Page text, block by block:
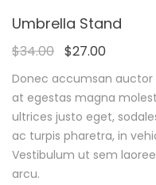
Umbrella Stand
$34.00 $27.00
Donec accumsan auctor
at egestas magna
ultrices justo eget,
ac turpis pharetra, in
Vestibulum ut sem
arcu.